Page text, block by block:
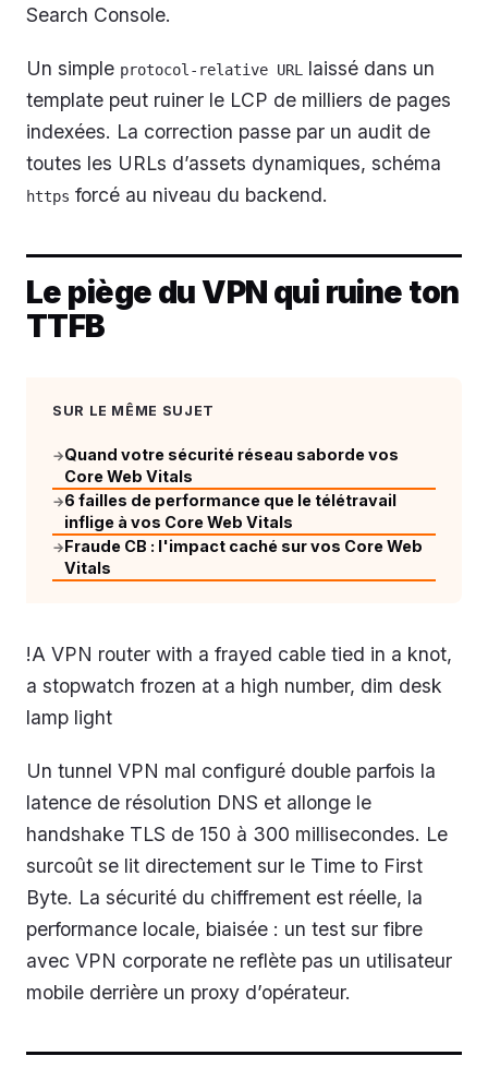
Search Console.
Un simple protocol-relative URL
laissé dans un
template peut ruiner le LCP de milliers de pages
indexées. La correction passe par un audit de
toutes les URLs d’assets dynamiques, schéma
https forcé au niveau du backend.
Le piège du VPN qui ruine ton
TTFB
SUR LE MÊME SUJET
→Quand votre sécurité réseau saborde vos
Core Web Vitals
→6 failles de performance que le télétravail
inflige à vos Core Web Vitals
→Fraude CB : l'impact caché sur vos Core Web
Vitals
!A VPN router with a frayed cable tied in a knot,
a stopwatch frozen at a high number, dim desk
lamp light
Un tunnel VPN mal configuré double parfois la
latence de résolution DNS et allonge le
handshake TLS de 150 à 300 millisecondes. Le
surcoût se lit directement sur le Time to First
Byte. La sécurité du chiffrement est réelle, la
performance locale, biaisée : un test sur fibre
avec VPN corporate ne reflète pas un utilisateur
mobile derrière un proxy d’opérateur.